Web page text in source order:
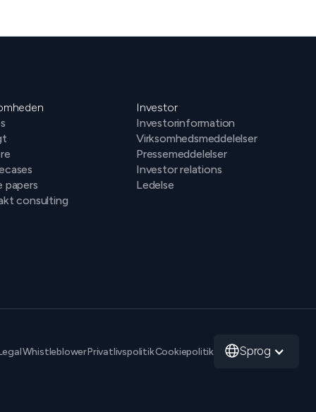
papers
consulting
Investor
Investorinformation
Virksomhedsmeddelelser
Pressemeddelelser
Investor relations
Ledelse
WhistleblowerPrivatlivspolitikCookiepolitik Sprog